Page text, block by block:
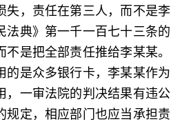
，责任在第三人，而不是李
典》第一千一百七十三条的
是把全部责任推给李某某。
是众多银行卡，李某某作为
一审法院的判决结果有违公
定，相应部门也应当承担责